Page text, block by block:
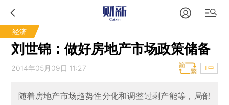
经济
刘世锦：做好房地产市场政策储备
2014年05月09日 11:27 T中
随着房地产市场趋势性分化和调整过剩产能等，局部